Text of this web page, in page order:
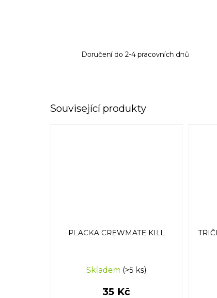
Doručení do 2-4 pracovních dnů
Související produkty
PLACKA CREWMATE KILL
Skladem (>5 ks)
35 Kč